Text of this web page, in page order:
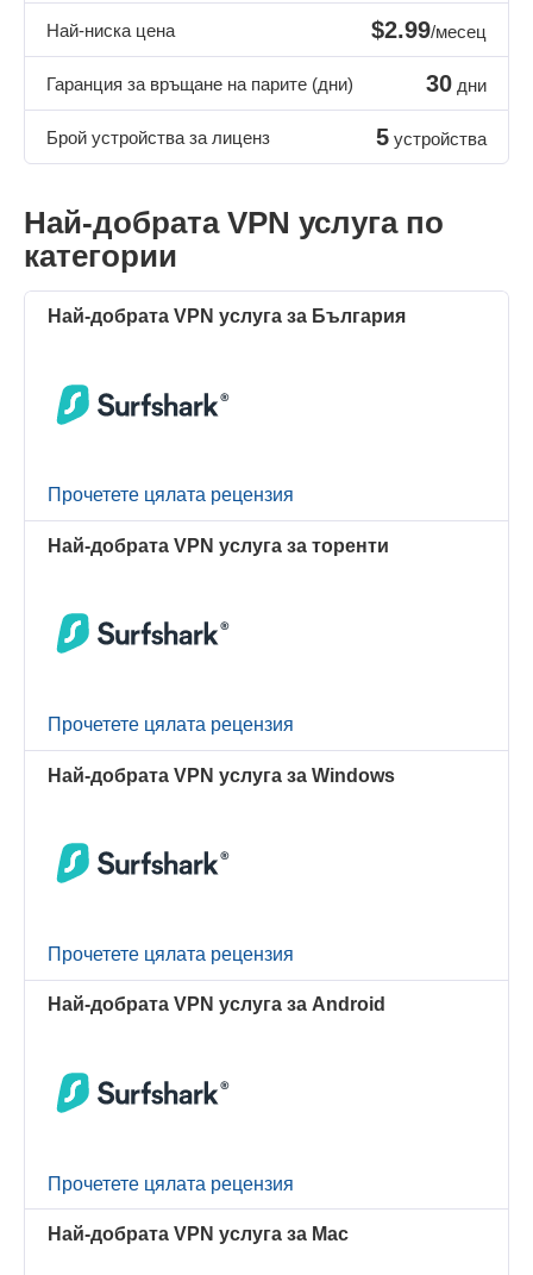
Най-ниска цена $2.99/месец
Гаранция за връщане на парите (дни) 30 дни
Брой устройства за лиценз 5 устройства
Най-добрата VPN услуга по
категории
Най-добрата VPN услуга за България
Прочетете цялата рецензия
Най-добрата VPN услуга за торенти
Прочетете цялата рецензия
Най-добрата VPN услуга за Windows
Прочетете цялата рецензия
Най-добрата VPN услуга за Android
Прочетете цялата рецензия
Най-добрата VPN услуга за Mac